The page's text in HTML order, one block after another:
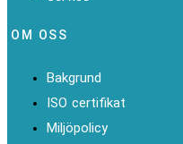
OM OSS
Bakgrund
ISO certifikat
Miljöpolicy